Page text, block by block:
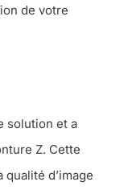
de votre
solution et a
Z. Cette
d’image